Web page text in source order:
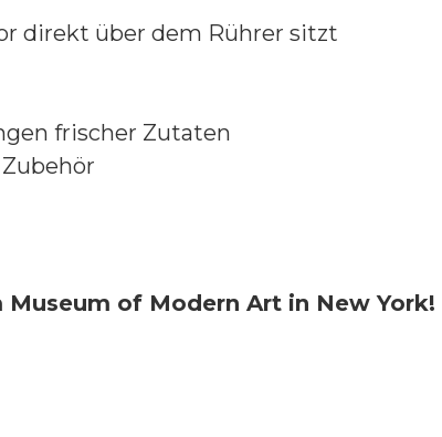
direkt über dem Rührer sitzt
frischer Zutaten
of Modern Art in New York!